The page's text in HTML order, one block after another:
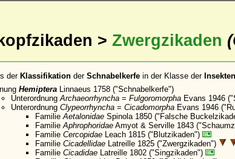
> Zwergzikaden
der Klassifikation der Schnabelkerfe in der Klasse der Insekten
Hemiptera Linnaeus 1758 ("Schnabelkerfe")
Unterordnung Archaeorrhyncha = Fulgoromorpha Evans 1946
Unterordnung Clypeorrhyncha = Cicadomorpha Evans 1946
Familie Aetalonidae Spinola 1850 ("Falsche
Familie Aphrophoridae Amyot & Serville 1843
Familie Cercopidae Leach 1815 ("Blutzikaden")
Familie Cicadellidae Latreille 1825 ("Zwergzikaden")
Familie Cicadidae Latreille 1802 ("Singzikaden")